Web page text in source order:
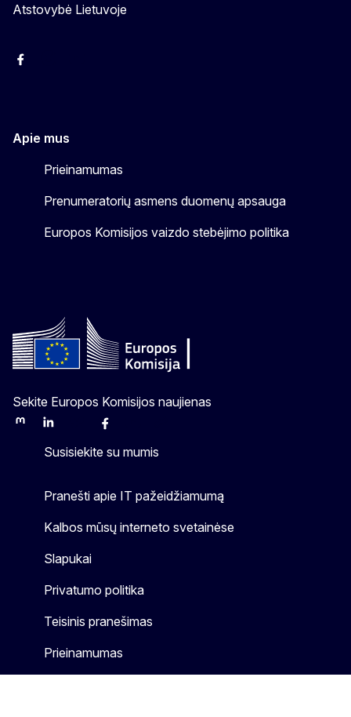
Atstovybė Lietuvoje
Facebook
Apie mus
Prieinamumas
Prenumeratorių asmens duomenų apsauga
Europos Komisijos vaizdo stebėjimo politika
Sekite Europos Komisijos naujienas
MastodonLinkedInBlueskyFacebook
Susisiekite su mumis
Pranešti apie IT pažeidžiamumą
Kalbos mūsų interneto svetainėse
Slapukai
Privatumo politika
Teisinis pranešimas
Prieinamumas